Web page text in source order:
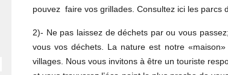
pouvez faire vos grillades. Consultez ici les parcs
2)- Ne pas laissez de déchets par ou vous passez;
vous vos déchets. La nature est notre
villages. Nous vous invitons à être un touriste